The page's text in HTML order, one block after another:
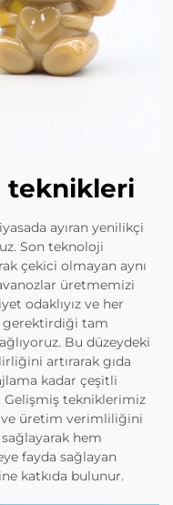
teknikleri
ayıran yenilikçi
Son teknoloji
çekici olmayan aynı
üretmemizi
odaklıyız ve her
gerektirdiği tam
Bu düzeydeki
artırarak gıda
kadar çeşitli
tekniklerimiz
ve üretim verimliliğini
sağlayarak hem
fayda sağlayan
katkıda bulunur.